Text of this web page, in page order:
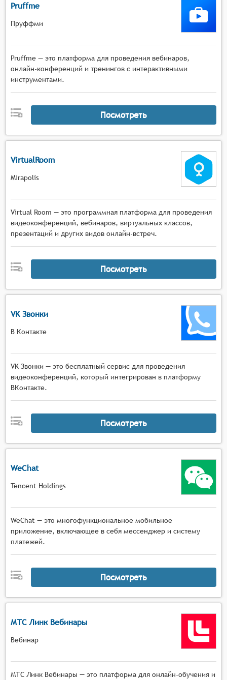
Pruffme
Пруффми
Pruffme — это платформа для проведения вебинаров,
онлайн-конференций и тренингов с интерактивными
инструментами.
Посмотреть
VirtualRoom
Mirapolis
Virtual Room — это программная платформа для проведения
видеоконференций, вебинаров, виртуальных классов,
презентаций и других видов онлайн-встреч.
Посмотреть
VK Звонки
В Контакте
VK Звонки — это бесплатный сервис для проведения
видеоконференций, который интегрирован в платформу
ВКонтакте.
Посмотреть
WeChat
Tencent Holdings
WeChat — это многофункциональное мобильное
приложение, включающее в себя мессенджер и систему
платежей.
Посмотреть
МТС Линк Вебинары
Вебинар
МТС Линк Вебинары — это платформа для онлайн-обучения и